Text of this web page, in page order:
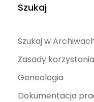
Szukaj
Szukaj w
Zasady korzystania
Genealogia
Dokumentacja